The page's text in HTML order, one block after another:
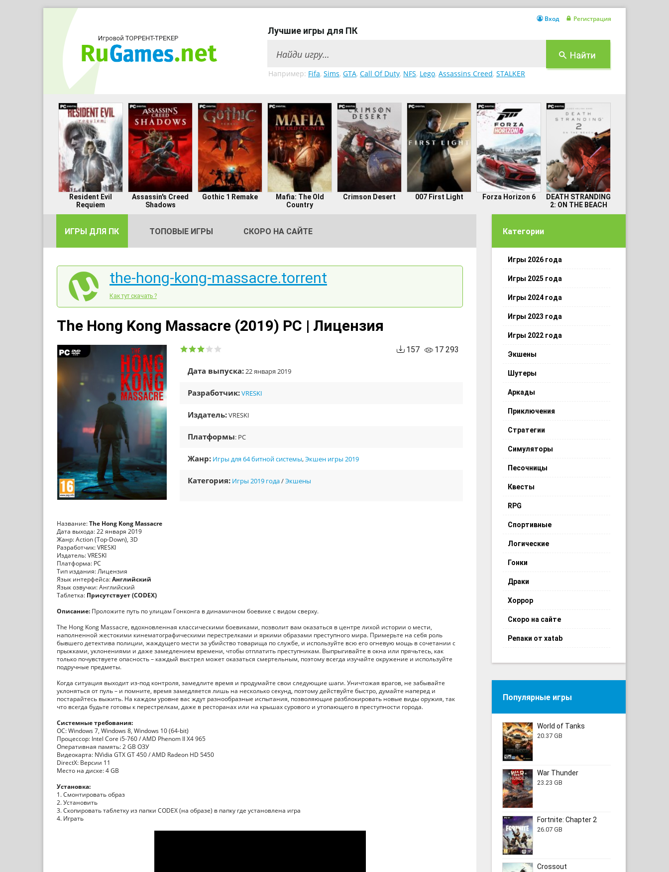
Лучшие игры для ПК
Например: Fifa, Sims, GTA, Call Of Duty, NFS, Lego, Assassins Creed, STALKER
Вход Регистрация
Resident Evil
Requiem
Assassin's Creed
Shadows
Gothic 1 Remake
Mafia: The Old
Country
Crimson Desert 007 First Light Forza Horizon 6
DEATH STRANDING
2: ON THE BEACH
ИГРЫ ДЛЯ ПК ТОПОВЫЕ ИГРЫ СКОРО НА САЙТЕ
the-hong-kong-massacre.torrent
Как тут скачать ?
The Hong Kong Massacre (2019) PC | Лицензия
17 293
157
Дата выпуска:22 января 2019
Разработчик:VRESKI
Издатель:VRESKI
Платформы: PC
Жанр: Игры для 64 битной системы,Экшен игры 2019
Категория: Игры 2019 года/Экшены
Название:The Hong Kong Massacre
Дата выхода: 22 января 2019
Жанр: Action (Top-Down), 3D
Разработчик: VRESKI
Издатель: VRESKI
Платформа: PC
Тип издания: Лицензия
Язык интерфейса:Английский
Язык озвучки: Английский
Таблетка: Присутствует (CODEX)
Описание: Проложите путь по улицам Гонконга в динамичном боевике с видом сверху.
The Hong Kong Massacre, вдохновленная классическими боевиками, позволит вам оказаться в центре лихой истории о мести,
наполненной жестокими кинематографическими перестрелками и яркими образами преступного мира. Примерьте на себя роль
бывшего детектива полиции, жаждущего мести за убийство товарища по службе, и используйте всю его огневую мощь в сочетании с
прыжками, уклонениями и даже замедлением времени, чтобы отплатить преступникам. Выпрыгивайте в окна или прячьтесь, как
только почувствуете опасность – каждый выстрел может оказаться смертельным, поэтому всегда изучайте окружение и используйте
подручные предметы.
Когда ситуация выходит из-под контроля, замедлите время и продумайте свои следующие шаги. Уничтожая врагов, не забывайте
уклоняться от пуль – и помните, время замедляется лишь на несколько секунд, поэтому действуйте быстро, думайте наперед и
постарайтесь выжить. На каждом уровне вас ждут разнообразные испытания, позволяющие разблокировать новые виды оружия, так
что всегда будьте готовы к перестрелкам, даже в ресторанах или на крышах сурового и утопающего в преступности города.
Системные требования:
ОС: Windows 7, Windows 8, Windows 10 (64-bit)
Процессор: Intel Core i5-760 / AMD Phenom II X4 965
Оперативная память: 2 GB ОЗУ
Видеокарта: NVidia GTX GT 450 / AMD Radeon HD 5450
DirectX: Версии 11
Место на диске: 4 GB
Установка:
1. Смонтировать образ
2. Установить
3. Скопировать таблетку из папки CODEX (на образе) в папку где установлена игра
4. Играть
Категории
Игры 2026 года
Игры 2025 года
Игры 2024 года
Игры 2023 года
Игры 2022 года
Экшены
Шутеры
Аркады
Приключения
Стратегии
Симуляторы
Песочницы
Квесты
RPG
Спортивные
Логические
Гонки
Драки
Хоррор
Скоро на сайте
Репаки от xatab
Популярные игры
World of Tanks
20.37 GB
War Thunder
23.23 GB
Fortnite: Chapter 2
26.07 GB
Crossout